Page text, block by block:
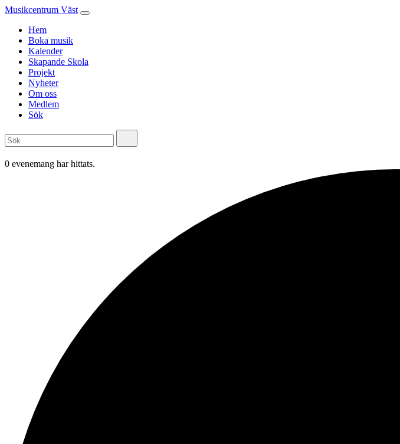
Musikcentrum Väst
Hem
Boka musik
Kalender
Skapande Skola
Projekt
Nyheter
Om oss
Medlem
Sök
0 evenemang har hittats.